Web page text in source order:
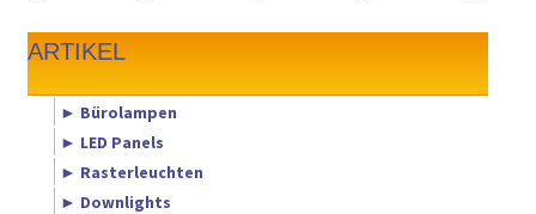
ARTIKEL
► Bürolampen
► LED Panels
► Rasterleuchten
► Downlights